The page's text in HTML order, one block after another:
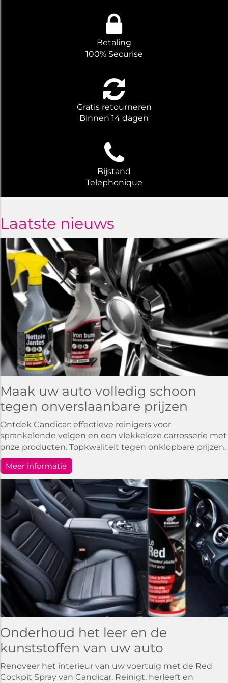
Betaling
100% Securise
Gratis retourneren
Binnen 14 dagen
Bijstand
Telephonique
Laatste nieuws
Maak uw auto volledig schoon
tegen onverslaanbare prijzen
Ontdek Candicar: effectieve reinigers voor
sprankelende velgen en een vlekkeloze carrosserie met
onze producten. Topkwaliteit tegen onklopbare prijzen.
Meer informatie
Onderhoud het leer en de
kunststoffen van uw auto
Renoveer het interieur van uw voertuig met de Red
Cockpit Spray van Candicar. Reinigt, herleeft en